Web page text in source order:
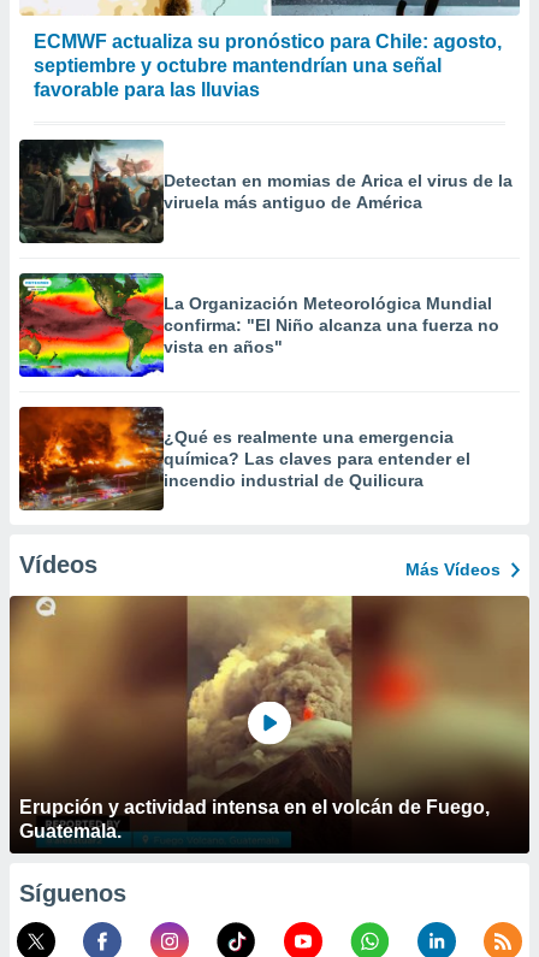
ECMWF actualiza su pronóstico para Chile: agosto,
septiembre y octubre mantendrían una señal
favorable para las lluvias
Detectan en momias de Arica el virus de la
viruela más antiguo de América
La Organización Meteorológica Mundial
confirma: "El Niño alcanza una fuerza no
vista en años"
¿Qué es realmente una emergencia
química? Las claves para entender el
incendio industrial de Quilicura
Vídeos Más Vídeos
Erupción y actividad intensa en el volcán de Fuego,
Guatemala.
Síguenos